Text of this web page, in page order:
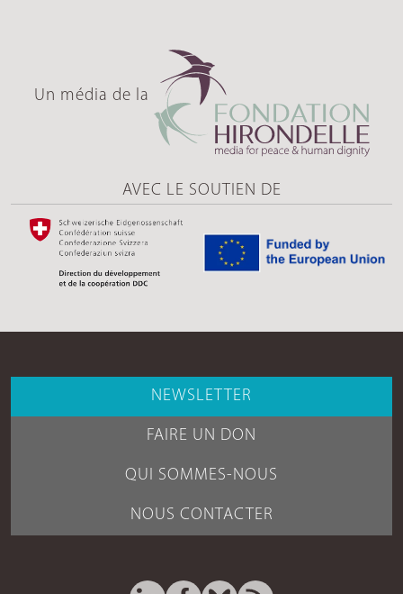
Un média de la
AVEC LE SOUTIEN DE
NEWSLETTER
FAIRE UN DON
QUI SOMMES-NOUS
NOUS CONTACTER